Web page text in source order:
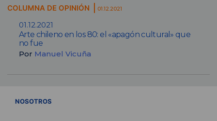
COLUMNA DE OPINIÓN 01.12.2021
01.12.2021
Arte chileno en los 80: el «apagón cultural» que
no fue
Por Manuel Vicuña
NOSOTROS